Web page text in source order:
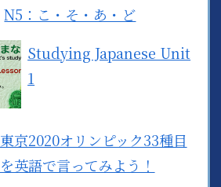
N5：こ・そ・あ・ど
Studying Japanese Unit
1
東京2020オリンピック33種目
を英語で言ってみよう！